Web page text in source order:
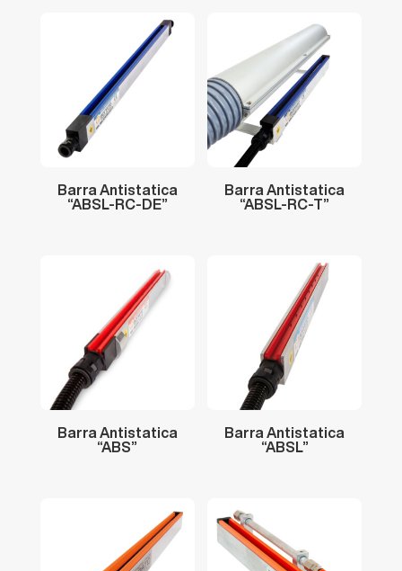
Barra Antistatica
“ABSL-RC-DE”
Barra Antistatica
“ABSL-RC-T”
Barra Antistatica
“ABS”
Barra Antistatica
“ABSL”